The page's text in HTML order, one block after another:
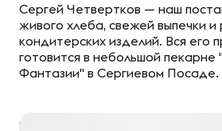
Сергей Четвертков — наш
живого хлеба, свежей выпечки
кондитерских изделий. Вся его
готовится в небольшой пекарне
Фантазии" в Сергиевом Посаде.